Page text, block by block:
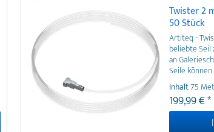
Twister 2
50 Stück
Artiteq -
beliebte Seil
an
Seile
der
bieten die
Inhalt75
199,99 € *